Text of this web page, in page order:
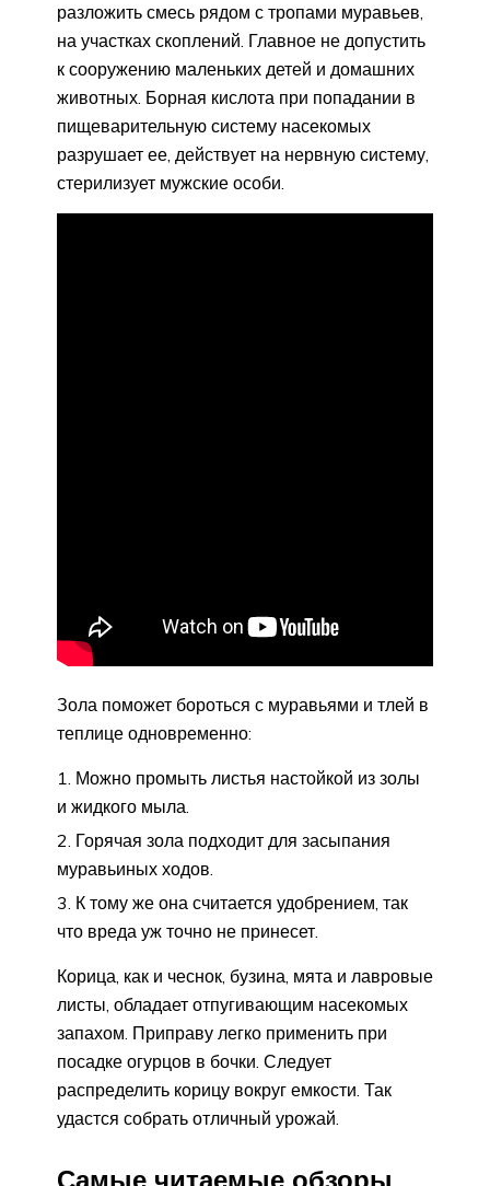
разложить смесь рядом с тропами муравьев,
на участках скоплений. Главное не допустить
к сооружению маленьких детей и домашних
животных. Борная кислота при попадании в
пищеварительную систему насекомых
разрушает ее, действует на нервную систему,
стерилизует мужские особи.
Зола поможет бороться с муравьями и тлей в
теплице одновременно:
Можно промыть листья настойкой из золы
и жидкого мыла.
Горячая зола подходит для засыпания
муравьиных ходов.
К тому же она считается удобрением, так
что вреда уж точно не принесет.
Корица, как и чеснок, бузина, мята и лавровые
листы, обладает отпугивающим насекомых
запахом. Приправу легко применить при
посадке огурцов в бочки. Следует
распределить корицу вокруг емкости. Так
удастся собрать отличный урожай.
Самые читаемые обзоры